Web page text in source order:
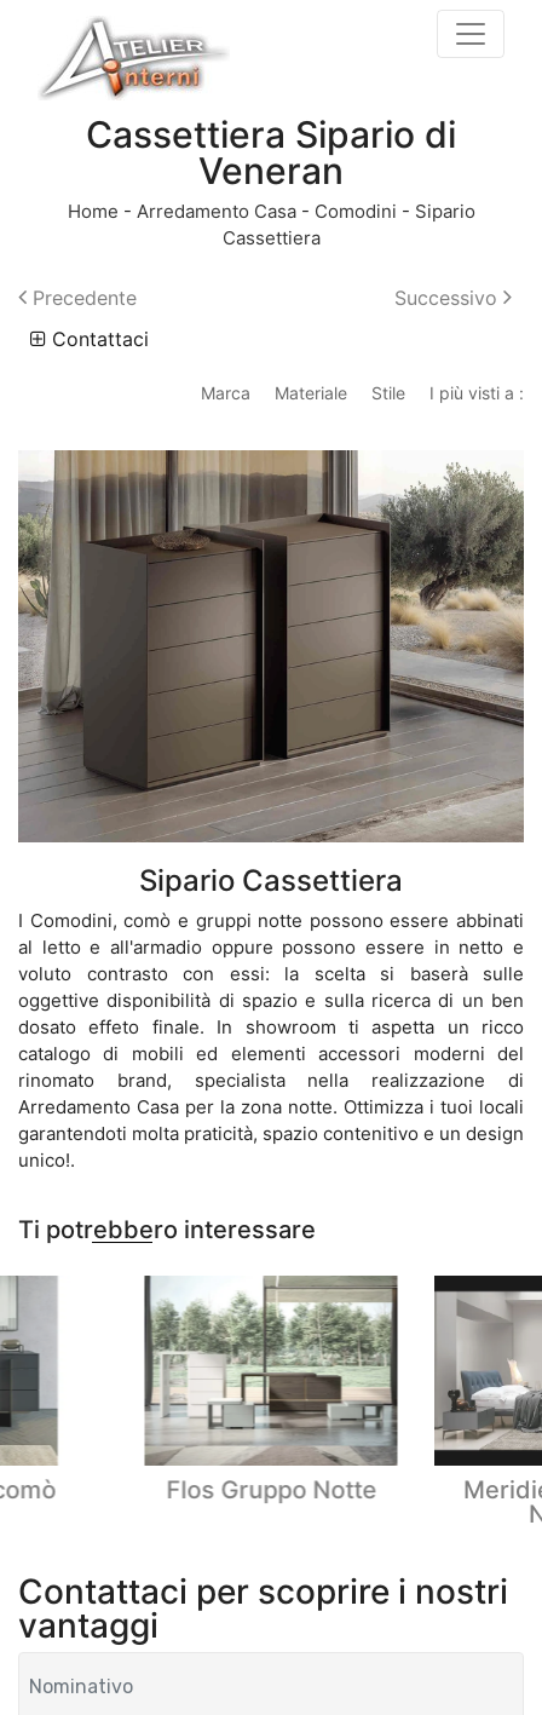
Cassettiera Sipario di
Veneran
Home - Arredamento Casa- Comodini - Sipario
Cassettiera
Precedente
Successivo
Contattaci
Marca Materiale Stile I più visti a :
Sipario Cassettiera
I Comodini, comò e gruppi notte possono essere abbinati
al letto e all'armadio oppure possono essere in netto e
voluto contrasto con essi: la scelta si baserà sulle
oggettive disponibilità di spazio e sulla ricerca di un ben
dosato effeto finale. In showroom ti aspetta un ricco
catalogo di mobili ed elementi accessori moderni del
rinomato brand, specialista nella realizzazione di
Arredamento Casa per la zona notte. Ottimizza i tuoi locali
garantendoti molta praticità, spazio contenitivo e un design
unico!.
Ti potrebbero interessare
Flos Gruppo Notte
Contattaci per scoprire i nostri
vantaggi